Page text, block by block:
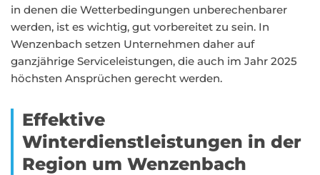
in denen die Wetterbedingungen unberechenbarer
werden, ist es wichtig, gut vorbereitet zu sein. In
Wenzenbach setzen Unternehmen daher auf
ganzjährige Serviceleistungen, die auch im Jahr 2025
höchsten Ansprüchen gerecht werden.
Effektive
Winterdienstleistungen in der
Region um Wenzenbach